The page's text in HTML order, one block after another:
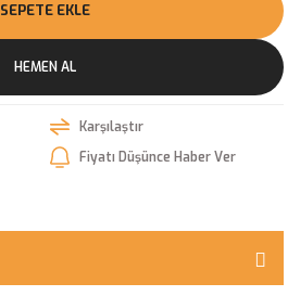
SEPETE EKLE
HEMEN AL
Karşılaştır
Fiyatı Düşünce Haber Ver